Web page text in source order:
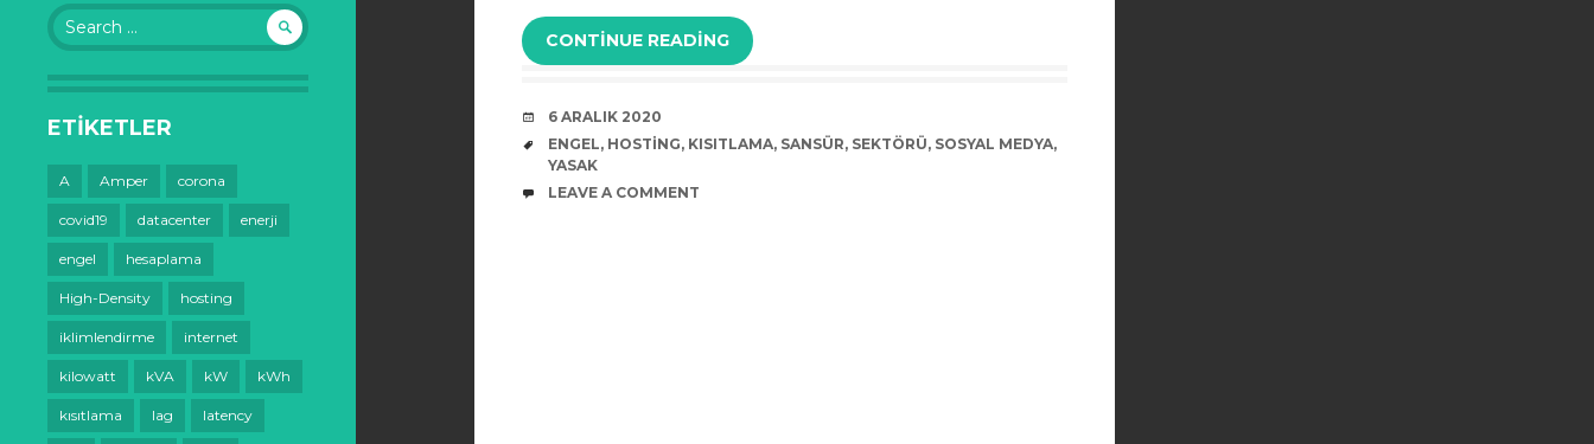
Search
for:
ETIKETLER
A Amper corona
covid19 datacenter enerji
engel hesaplama
High-Density hosting
iklimlendirme internet
kilowatt kVA kW kWh
kısıtlama lag latency
CONTINUE READING
DATE
6 ARALIK 2020
TAGS
ENGEL, HOSTING, KISITLAMA, SANSÜR, SEKTÖRÜ, SOSYAL MEDYA,
YASAK
COMMENTS
LEAVE A COMMENT